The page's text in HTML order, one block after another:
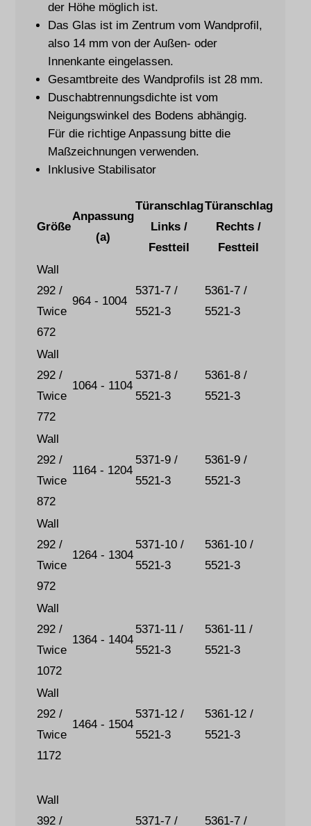
der Höhe möglich ist.
Das Glas ist im Zentrum vom Wandprofil,
also 14 mm von der Außen- oder
Innenkante eingelassen.
Gesamtbreite des Wandprofils ist 28 mm.
Duschabtrennungsdichte ist vom
Neigungswinkel des Bodens abhängig.
Für die richtige Anpassung bitte die
Maßzeichnungen verwenden.
Inklusive Stabilisator
Größe
Anpassung
(a)
Türanschlag
Links /
Festteil
Türanschlag
Rechts /
Festteil
Wall
292 /
Twice
672
964 - 1004
5371-7 /
5521-3
5361-7 /
5521-3
Wall
292 /
Twice
772
1064 - 1104
5371-8 /
5521-3
5361-8 /
5521-3
Wall
292 /
Twice
872
1164 - 1204
5371-9 /
5521-3
5361-9 /
5521-3
Wall
292 /
Twice
972
1264 - 1304
5371-10 /
5521-3
5361-10 /
5521-3
Wall
292 /
Twice
1072
1364 - 1404
5371-11 /
5521-3
5361-11 /
5521-3
Wall
292 /
Twice
1172
1464 - 1504
5371-12 /
5521-3
5361-12 /
5521-3
Wall
392 /
5371-7 / 5361-7 /